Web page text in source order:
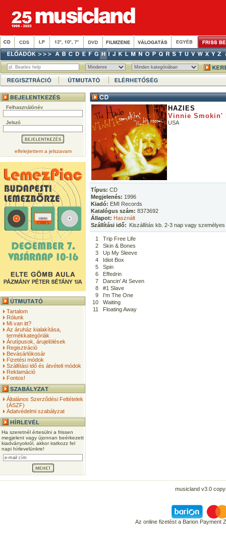
Felhasználónév
Jelszó
elfelejtettem a jelszavam
Tartalom
Rólunk
Mi van itt?
Az áruház kialakítása,
termékkategóriák
Árutípusok, árujelölések
Regisztráció
Bevásárlókosár
Fizetési módok
Szállítási idő és átvételi módok
Reklamáció
Fontos!
Általános Szerződési Feltételek
(ÁSZF)
Adatvédelmi szabályzat
Ha szeretnél értesülni a frissen
megjelent vagy újonnan beérkezett
kiadványokról, akkor iratkozz fel
napi hírlevelünkre!
HAZIES
Vinnie Smokin'
USA
Típus: CD
Megjelenés: 1996
Kiadó: EMI Records
Katalógus szám: 8373692
Állapot: Használt
Szállítási idő: Kiszállítás kb. 2-3 nap vagy
1
Trip Free Life
2
Skin & Bones
3
Up My Sleeve
4
Idiot Box
5
Spin
6
Effedrin
7
Dancin' At Seven
8
#1 Slave
9
I'm The One
10
Waiting
11
Floating Away
musicland v3.0
Az online fizetést a Barion Payment